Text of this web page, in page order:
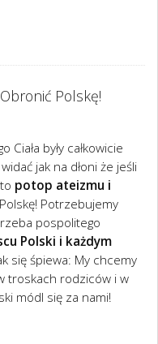
Polskę!
były całkowicie
jak na dłoni że jeśli
potop ateizmu i
Potrzebujemy
pospolitego
Polski i każdym
się śpiewa: My chcemy
troskach rodziców i w
módl się za nami!